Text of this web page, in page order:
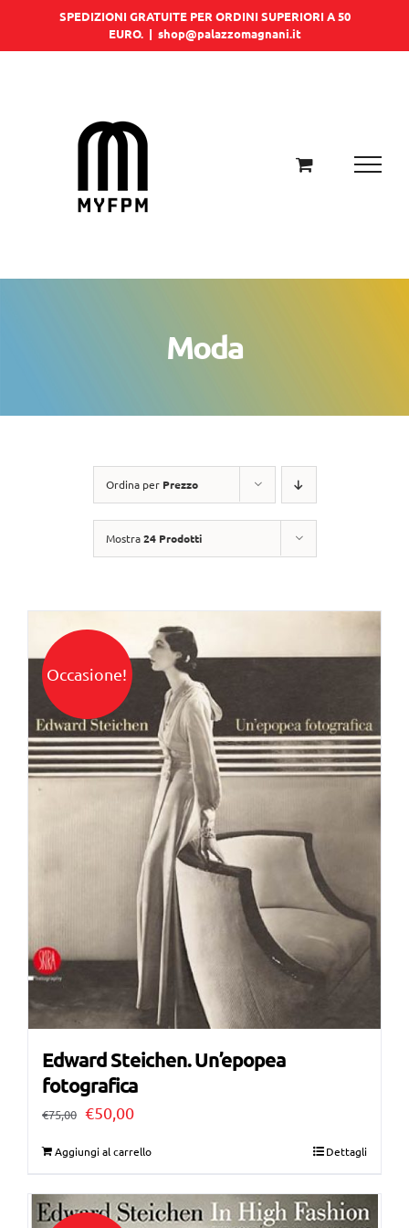
SPEDIZIONI GRATUITE PER ORDINI SUPERIORI A 50
EURO. | shop@palazzomagnani.it
Moda
Ordina per Prezzo
Mostra24 Prodotti
Occasione!
Edward Steichen. Un’epopea
fotografica
€75,00 Il
era:
€50,00Il
è:
Aggiungi al carrello Dettagli